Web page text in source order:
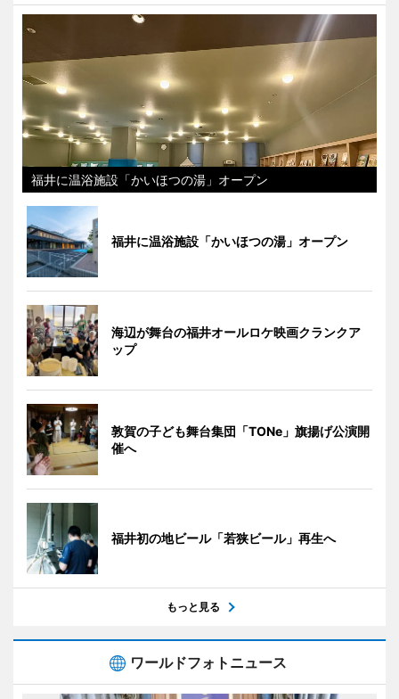
福井に温浴施設「かいほつの湯」オープン
福井に温浴施設「かいほつの湯」オープン
海辺が舞台の福井オールロケ映画クランクア
ップ
敦賀の子ども舞台集団「TONe」旗揚げ公演開
催へ
福井初の地ビール「若狭ビール」再生へ
もっと見る
ワールドフォトニュース